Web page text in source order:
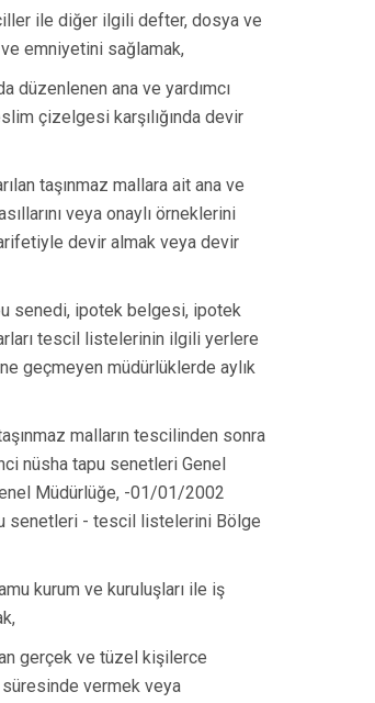
ile diğer ilgili defter, dosya ve
emniyetini sağlamak,
düzenlenen ana ve yardımcı
çizelgesi karşılığında devir
taşınmaz mallara ait ana ve
veya onaylı örneklerini
devir almak veya devir
senedi, ipotek belgesi, ipotek
tescil listelerinin ilgili yerlere
geçmeyen müdürlüklerde aylık
malların tescilinden sonra
nüsha tapu senetleri Genel
Müdürlüğe, -01/01/2002
senetleri - tescil listelerini Bölge
kurum ve kuruluşları ile iş
gerçek ve tüzel kişilerce
vermek veya